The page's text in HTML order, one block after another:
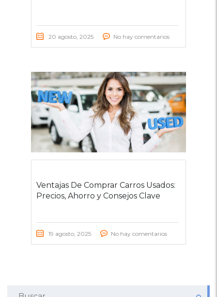
20 agosto, 2025 No hay comentarios
Ventajas De Comprar Carros Usados:
Precios, Ahorro y Consejos Clave
19 agosto, 2025 No hay comentarios